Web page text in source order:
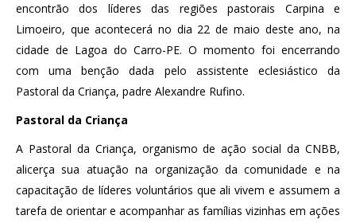
encontrão dos líderes das regiões pastorais Carpina e
Limoeiro, que acontecerá no dia 22 de maio deste ano, na
cidade de Lagoa do Carro-PE. O momento foi encerrando
com uma benção dada pelo assistente eclesiástico da
Pastoral da Criança, padre Alexandre Rufino.
Pastoral da Criança
A Pastoral da Criança, organismo de ação social da CNBB,
alicerça sua atuação na organização da comunidade e na
capacitação de líderes voluntários que ali vivem e assumem a
tarefa de orientar e acompanhar as famílias vizinhas em ações